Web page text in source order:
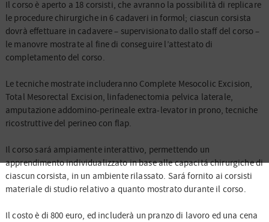
Il corso è aperto a 18 corsisti, che avranno la possibilità di replicare
le procedure chirurgiche in 6 cadaveri in formol; ciascun corsista
dovrà effettuare in cadavere – supervisionato dallo staff del corso –
le manovre mostrate al fine di conseguire l’attestato di
completamento del corso.
Le tecniche mostrate includeranno Complete Mesocolic Excision,
Total Mesorectal Excision, linfadenectomia pelvica laterale,
amputazione addomino-perineale extra-levator in prono, tecniche
ricostruttive del perineo con flap.
Il corso sará ampiamente interattivo, permettendo un
apprendimento individualizzato in base alle capacitá chirurgiche di
ciascun corsista, in un ambiente rilassato. Sará fornito ai corsisti
materiale di studio relativo a quanto mostrato durante il corso.
Il costo è di 800 euro, ed includerà un pranzo di lavoro ed una cena